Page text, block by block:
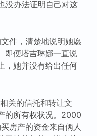
没办法证明自己对这
件，清楚地说明她愿
即便塔吉琳娜一直说
，她并没有给出任何
关的信托和转让文
的所有权状况。2000
房产的资金来自俩人